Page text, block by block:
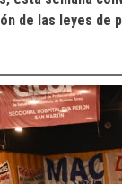
de las leyes de